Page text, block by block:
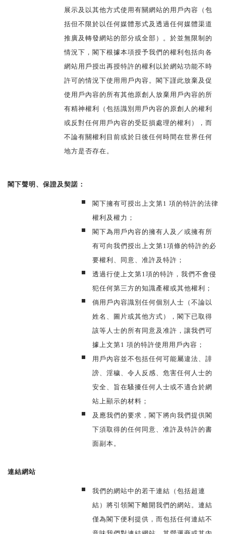
展示及以其他方式使用有關網站的用戶內容（包
括但不限於以任何媒體形式及透過任何媒體渠道
推廣及轉發網站的部分或全部）。於並無限制的
情況下，閣下根據本項授予我們的權利包括向各
網站用戶授出再授特許的權利以於網站功能不時
許可的情況下使用用戶內容。閣下謹此放棄及促
使用戶內容的所有其他原創人放棄用戶內容的所
有精神權利（包括識別用戶內容的原創人的權利
或反對任何用戶內容的受貶損處理的權利），而
不論有關權利目前或於日後任何時間在世界任何
地方是否存在。
閣下聲明、保證及契諾：
閣下擁有可授出上文第1 項的特許的法律
權利及權力；
閣下為用戶內容的擁有人及／或擁有所
有可向我們授出上文第1項條的特許的必
要權利、同意、准許及特許；
透過行使上文第1項的特許，我們不會侵
犯任何第三方的知識產權或其他權利；
倘用戶內容識別任何個別人士（不論以
姓名、圖片或其他方式），閣下已取得
該等人士的所有同意及准許，讓我們可
據上文第1 項的特許使用用戶內容；
用戶內容並不包括任何可能屬違法、誹
謗、淫穢、令人反感、危害任何人士的
安全、旨在騷擾任何人士或不適合於網
站上顯示的材料；
及應我們的要求，閣下將向我們提供閣
下須取得的任何同意、准許及特許的書
面副本。
連結網站
我們的網站中的若干連結（包括超連
結）將引領閣下離開我們的網站。連結
僅為閣下便利提供，而包括任何連結不